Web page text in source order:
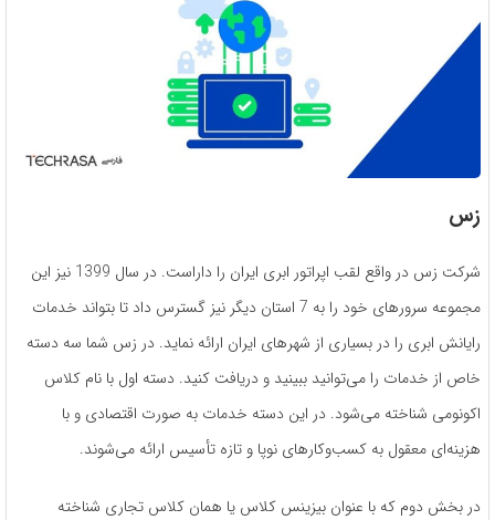
زس
شرکت زس در واقع لقب اپراتور ابری ایران را داراست. در سال 1399 نیز این
مجموعه سرورهای خود را به 7 استان دیگر نیز گسترس داد تا بتواند خدمات
رایانش ابری را در بسیاری از شهرهای ایران ارائه نماید. در زس شما سه دسته
خاص از خدمات را می‌توانید ببینید و دریافت کنید. دسته اول با نام کلاس
اکونومی شناخته می‌شود. در این دسته خدمات به صورت اقتصادی و با
هزینه‌ای معقول به کسب‌وکارهای نوپا و تازه تأسیس ارائه می‌شوند.
در بخش دوم که با عنوان بیزینس کلاس یا همان کلاس تجاری شناخته